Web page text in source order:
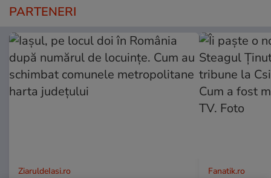
PARTENERI
ZiaruldeIasi.ro Fanatik.ro